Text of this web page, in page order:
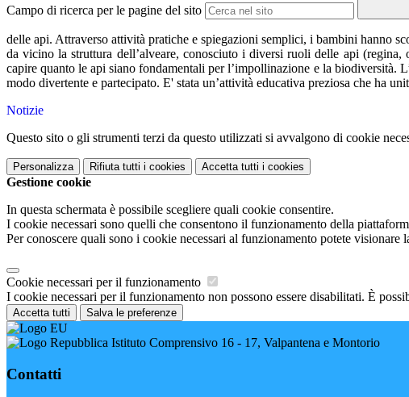
Campo di ricerca per le pagine del sito
delle api. Attraverso attività pratiche e spiegazioni semplici, i bambini hanno
da vicino la struttura dell’alveare, conosciuto i diversi ruoli delle api
capire quanto le api siano fondamentali per l’impollinazione e la biodiversità.
modo divertente e partecipato. E' stata un’attività educativa preziosa che ha
Notizie
Questo sito o gli strumenti terzi da questo utilizzati si avvalgono di cookie
Personalizza Rifiuta tutti i cookies Accetta tutti i cookies
Gestione cookie
In questa schermata è possibile scegliere quali cookie consentire.
I cookie necessari sono quelli che consentono il funzionamento della
Per conoscere quali sono i cookie necessari al funzionamento potete visionare
Cookie necessari per il funzionamento
I cookie necessari per il funzionamento non possono essere disabilitati. È
Accetta tutti Salva le preferenze
Istituto Comprensivo 16 - 17, Valpantena e Montorio
Contatti